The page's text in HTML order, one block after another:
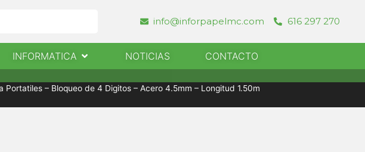
info@inforpapelmc.com 616 297 270
CONTACTO
INFORMATICA Abrir InformaticaNOTICIAS CONTACTO
– Bloqueo de 4 Digitos – Acero 4.5mm – Longitud 1.50m